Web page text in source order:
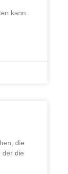
kann.
die
der die